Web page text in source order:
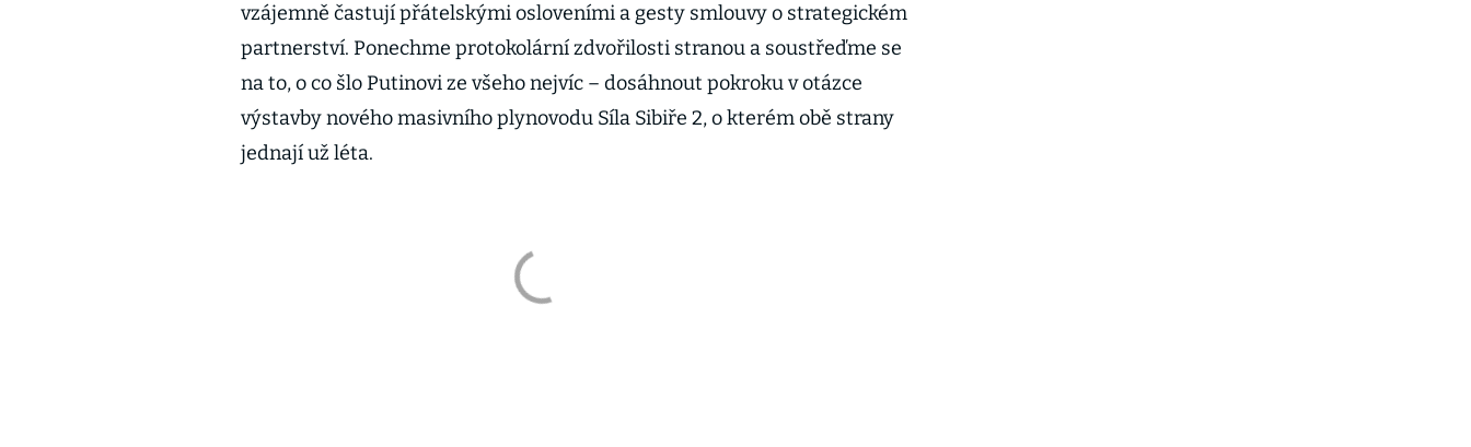
vzájemně častují přátelskými osloveními a gesty smlouvy o strategickém
partnerství. Ponechme protokolární zdvořilosti stranou a soustřeďme se
na to, o co šlo Putinovi ze všeho nejvíc – dosáhnout pokroku v otázce
výstavby nového masivního plynovodu Síla Sibiře 2, o kterém obě strany
jednají už léta.